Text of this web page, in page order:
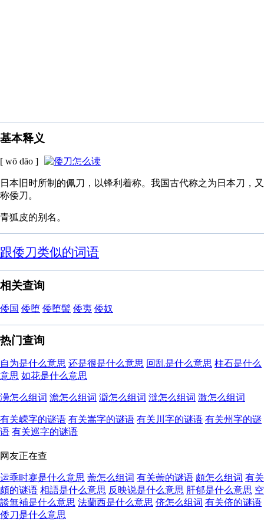
基本释义
[ wō dāo ]
日本旧时所制的佩刀，以锋利着称。我国古代称之为日本刀，又
称倭刀。
青狐皮的别名。
跟倭刀类似的词语
相关查询
倭国 倭堕 倭堕髻 倭夷 倭奴
热门查询
自为是什么意思 还是很是什么意思 回乱是什么意思 柱石是什么
意思 如花是什么意思
澷怎么组词 澹怎么组词 澼怎么组词 澾怎么组词 激怎么组词
有关嵘字的谜语 有关嵩字的谜语 有关川字的谜语 有关州字的谜
语 有关巡字的谜语
网友正在查
运乖时蹇是什么意思 萗怎么组词 有关萗的谜语 頗怎么组词 有关
頗的谜语 相語是什么意思 反映说是什么意思 肝郁是什么意思 空
談無補是什么意思 法蘭西是什么意思 侪怎么组词 有关侪的谜语
倭刀是什么意思